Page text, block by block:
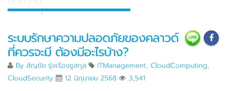
หน้าแรก ศูนย์รวมความรู้
ระบบรักษาความปลอดภัยของคลาวด์
ที่ควรจะมี ต้องมีอะไรบ้าง?
By สัญชัย รุ่งเรืองชูสกุล ITManagement, CloudComputing,
CloudSecurity
12 มิถุนายน 2568 3,541